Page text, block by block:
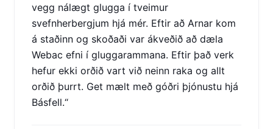
vegg nálægt glugga í tveimur
svefnherbergjum hjá mér. Eftir að Arnar kom
á staðinn og skoðaði var ákveðið að dæla
Webac efni í gluggarammana. Eftir það verk
hefur ekki orðið vart við neinn raka og allt
orðið þurrt. Get mælt með góðri þjónustu hjá
Básfell.“